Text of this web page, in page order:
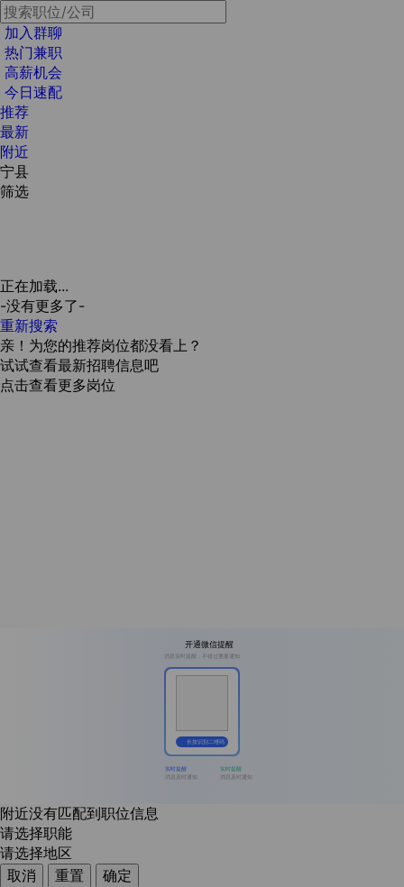
加入群聊
热门兼职
高薪机会
今日速配
推荐
最新
附近
宁县
筛选
正在加载...
-没有更多了-
重新搜索
亲！为您的推荐岗位都没看上？
试试查看最新招聘信息吧
点击查看更多岗位
开通微信提醒
消息实时提醒，不错过重要通知
长按识别二维码
实时提醒
消息及时通知
实时提醒
消息及时通知
附近没有匹配到职位信息
请选择职能
请选择地区
取消
重置
确定